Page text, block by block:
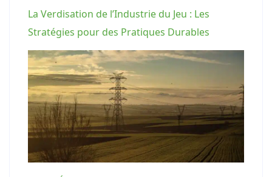
La Verdisation de l’Industrie du Jeu : Les
Stratégies pour des Pratiques Durables